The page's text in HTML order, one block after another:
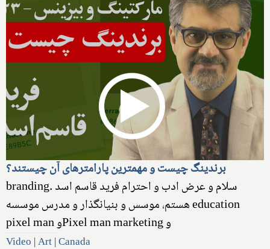
برندینگ چیست و مهمترین پارامترهای آن چیستند؟
branding. سلام و عرض ادب و احترام فرید قاسم اسد
هستم، موسس و بنیانگذار و مدرس موسسه ‌education
pixel man و‌Pixel man marketing و
Video |Art|Canada